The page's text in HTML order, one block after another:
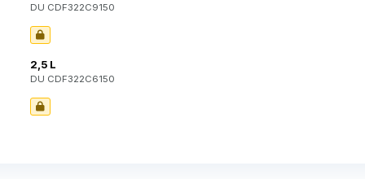
DU CDF322C9150
2,5 L
DU CDF322C6150